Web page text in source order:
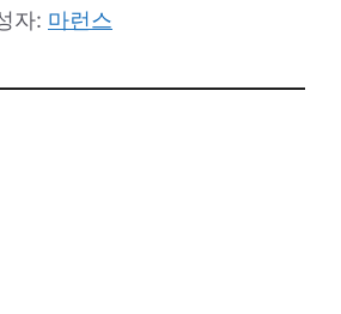
자: 마런스